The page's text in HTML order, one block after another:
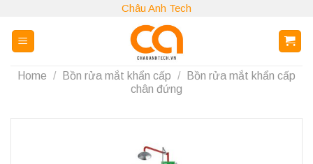
content
Châu Anh Tech
Home / Bồn rửa mắt khẩn cấp /
Bồn rửa mắt khẩn cấp
chân đứng